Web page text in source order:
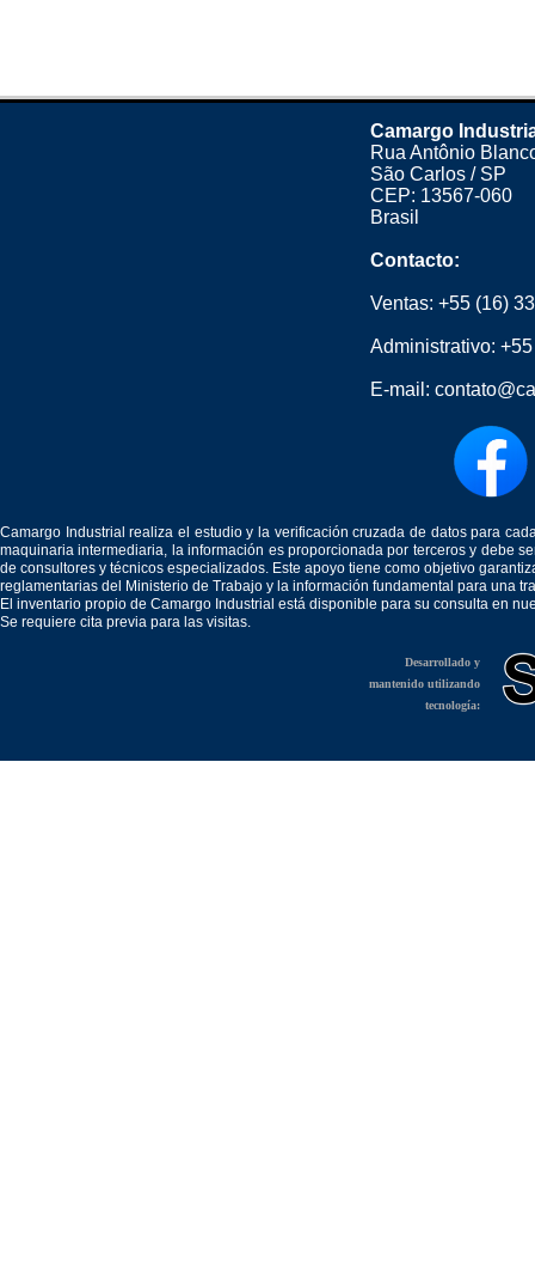
Camargo
Rua Antônio
São Carlos / SP
CEP: 13567-060
Brasil
Contacto:
Ventas: +55 (16)
Administrativo:
E-mail:
Camargo Industrial realiza el estudio y la verificación cruzada de datos para
maquinaria intermediaria, la información es proporcionada por terceros y debe
de consultores y técnicos especializados. Este apoyo tiene como objetivo
reglamentarias del Ministerio de Trabajo y la información fundamental para una
El inventario propio de Camargo Industrial está disponible para su consulta en
Se requiere cita previa para las visitas.
Desarrollado y
mantenido utilizando
tecnología: